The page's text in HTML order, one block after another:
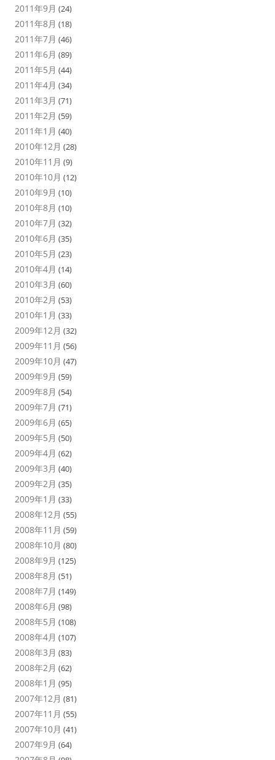
2011年9月 (24)
2011年8月 (18)
2011年7月 (46)
2011年6月 (89)
2011年5月 (44)
2011年4月 (34)
2011年3月 (71)
2011年2月 (59)
2011年1月 (40)
2010年12月 (28)
2010年11月 (9)
2010年10月 (12)
2010年9月 (10)
2010年8月 (10)
2010年7月 (32)
2010年6月 (35)
2010年5月 (23)
2010年4月 (14)
2010年3月 (60)
2010年2月 (53)
2010年1月 (33)
2009年12月 (32)
2009年11月 (56)
2009年10月 (47)
2009年9月 (59)
2009年8月 (54)
2009年7月 (71)
2009年6月 (65)
2009年5月 (50)
2009年4月 (62)
2009年3月 (40)
2009年2月 (35)
2009年1月 (33)
2008年12月 (55)
2008年11月 (59)
2008年10月 (80)
2008年9月 (125)
2008年8月 (51)
2008年7月 (149)
2008年6月 (98)
2008年5月 (108)
2008年4月 (107)
2008年3月 (83)
2008年2月 (62)
2008年1月 (95)
2007年12月 (81)
2007年11月 (55)
2007年10月 (41)
2007年9月 (64)